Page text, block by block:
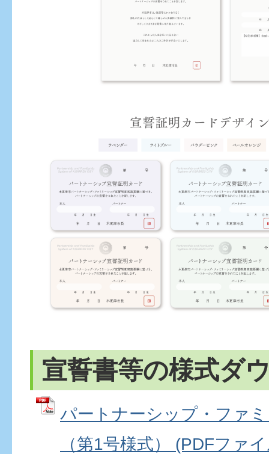
宣誓書等の様式ダ
パートナーシップ・ファ
（第1号様式） (PDFファ